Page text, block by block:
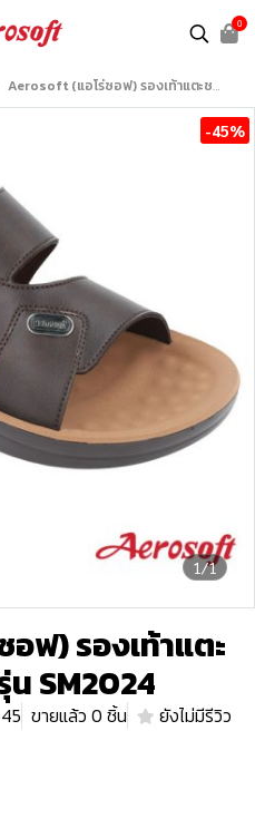
0
Aerosoft (แอโร่ซอฟ) รองเท้าแตะชาย เพื่อสุขภาพ รุ่น SM2024
1/1
-45%
ฟ) รองเท้าแตะ
SM2024
ขายแล้ว 0 ชิ้น
ยังไม่มีรีวิว